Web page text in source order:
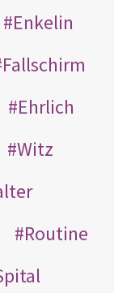
Enkelin
Fallschirm
Ehrlich
Witz
Routine